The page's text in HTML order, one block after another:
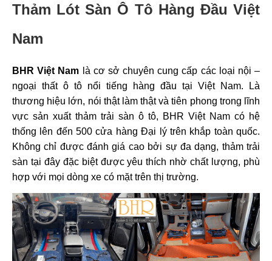
Thảm Lót Sàn Ô Tô Hàng Đầu Việt
Nam
BHR Việt Nam là cơ sở chuyên cung cấp các loại nội –
ngoại thất ô tô nổi tiếng hàng đầu tại Việt Nam. Là
thương hiệu lớn, nói thật làm thật và tiên phong trong lĩnh
vực sản xuất thảm trải sàn ô tô, BHR Việt Nam có hệ
thống lên đến 500 cửa hàng Đại lý trên khắp toàn quốc.
Không chỉ được đánh giá cao bởi sự đa dạng, thảm trải
sàn tại đây đặc biệt được yêu thích nhờ chất lượng, phù
hợp với mọi dòng xe có mặt trên thị trường.